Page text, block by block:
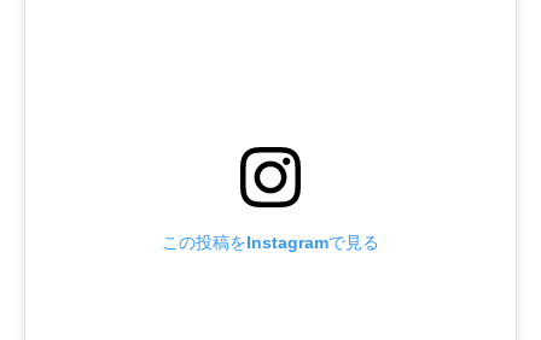
この投稿をInstagramで見る